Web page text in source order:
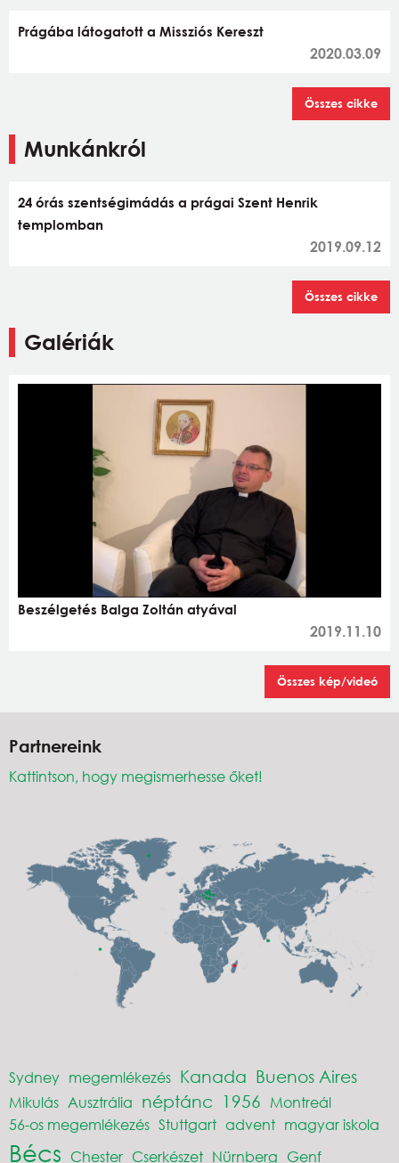
Prágába látogatott a Missziós Kereszt
2020.03.09
Összes cikke
Munkánkról
24 órás szentségimádás a prágai Szent Henrik
templomban
2019.09.12
Összes cikke
Galériák
Beszélgetés Balga Zoltán atyával
2019.11.10
Összes kép/videó
Partnereink
Kattintson, hogy megismerhesse őket!
Sydney megemlékezés Kanada Buenos Aires
Mikulás Ausztrália néptánc 1956 Montreál
56-os megemlékezés Stuttgart advent magyar iskola
Bécs Chester Cserkészet Nürnberg Genf